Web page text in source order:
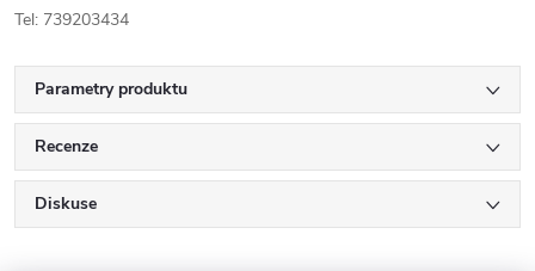
Tel: 739203434
Parametry produktu
Recenze
Diskuse